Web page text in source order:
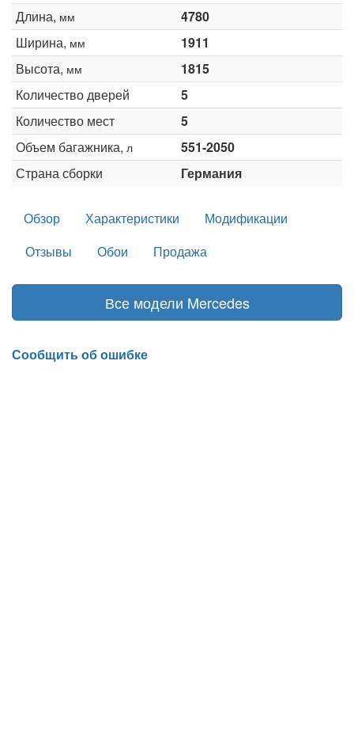
Длина, мм
4780
Ширина, мм
1911
Высота, мм
1815
Количество дверей
5
Количество мест
5
Объем багажника, л
551-2050
Страна сборки
Германия
Обзор Характеристики
Модификации
Отзывы
Обои Продажа
Все модели Mercedes
Сообщить об ошибке